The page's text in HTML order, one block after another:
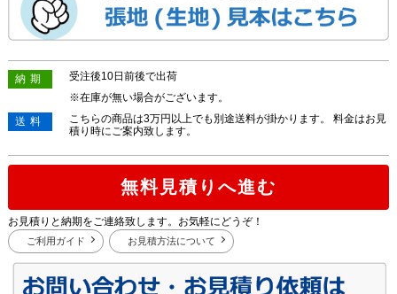
納期
受注後10日前後で出荷
※在庫が無い場合がございます。
送料
こちらの商品は3万円以上でも別途送料が掛かります。 料金はお見
積り時にご案内致します。
無料見積りへ進む
お見積りと納期をご連絡致します。お気軽にどうぞ！
ご利用ガイド お見積方法について